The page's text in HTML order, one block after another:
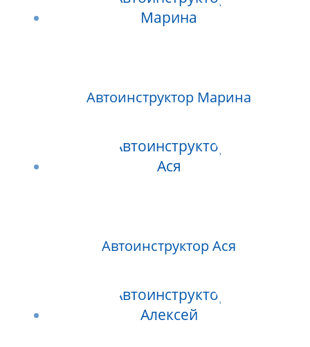
Автоинструктор Марина
Автоинструктор Ася